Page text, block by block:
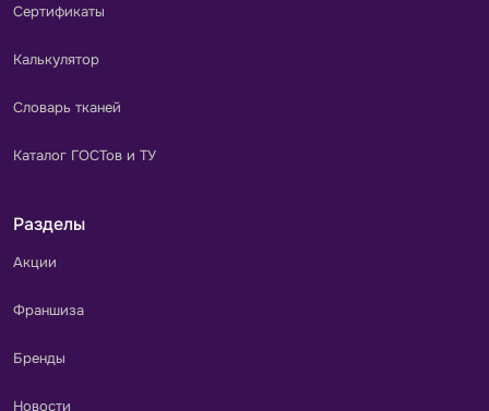
Сертификаты
Калькулятор
Словарь тканей
Каталог ГОСТов и ТУ
Разделы
Акции
Франшиза
Бренды
Новости